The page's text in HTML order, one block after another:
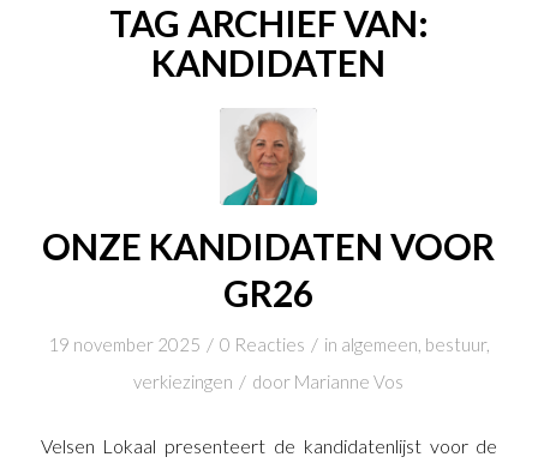
TAG ARCHIEF VAN:
KANDIDATEN
ONZE KANDIDATEN VOOR
GR26
19 november 2025 / 0 Reacties / in algemeen, bestuur,
verkiezingen / door Marianne Vos
Velsen Lokaal presenteert de kandidatenlijst voor de